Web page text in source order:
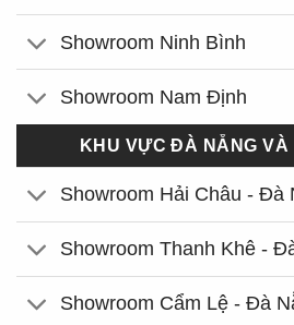
Showroom Ninh Bình
Showroom Nam Định
KHU VỰC ĐÀ NẴNG VÀ
Showroom Hải Châu - Đà
Showroom Thanh Khê -
Showroom Cẩm Lệ - Đà